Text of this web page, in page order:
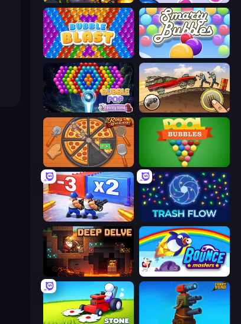
Bubble Blast Smarty Bubbles
Bubble Pop Fairyland Earn to Die: Zombie Ride
Ring Restaurant Pool Bubbles
Battle Brigade Trash Flow
Deep Delve Bouncemasters